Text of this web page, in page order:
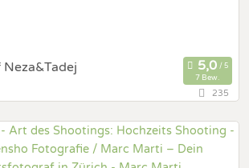
7 Bew.
Prewedding Shooting
Fotostory
235